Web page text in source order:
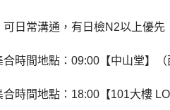
可日常溝通，有日檢N2以上優先
合時間地點：09:00【中山堂】（
合時間地點：18:00【101大樓